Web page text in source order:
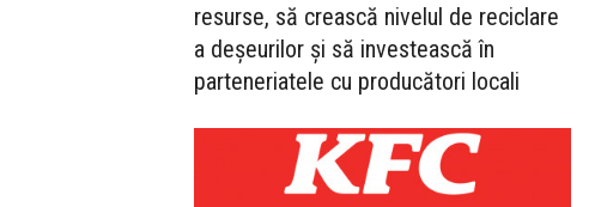
resurse, să crească nivelul de reciclare
a deșeurilor și să investească în
parteneriatele cu producători locali